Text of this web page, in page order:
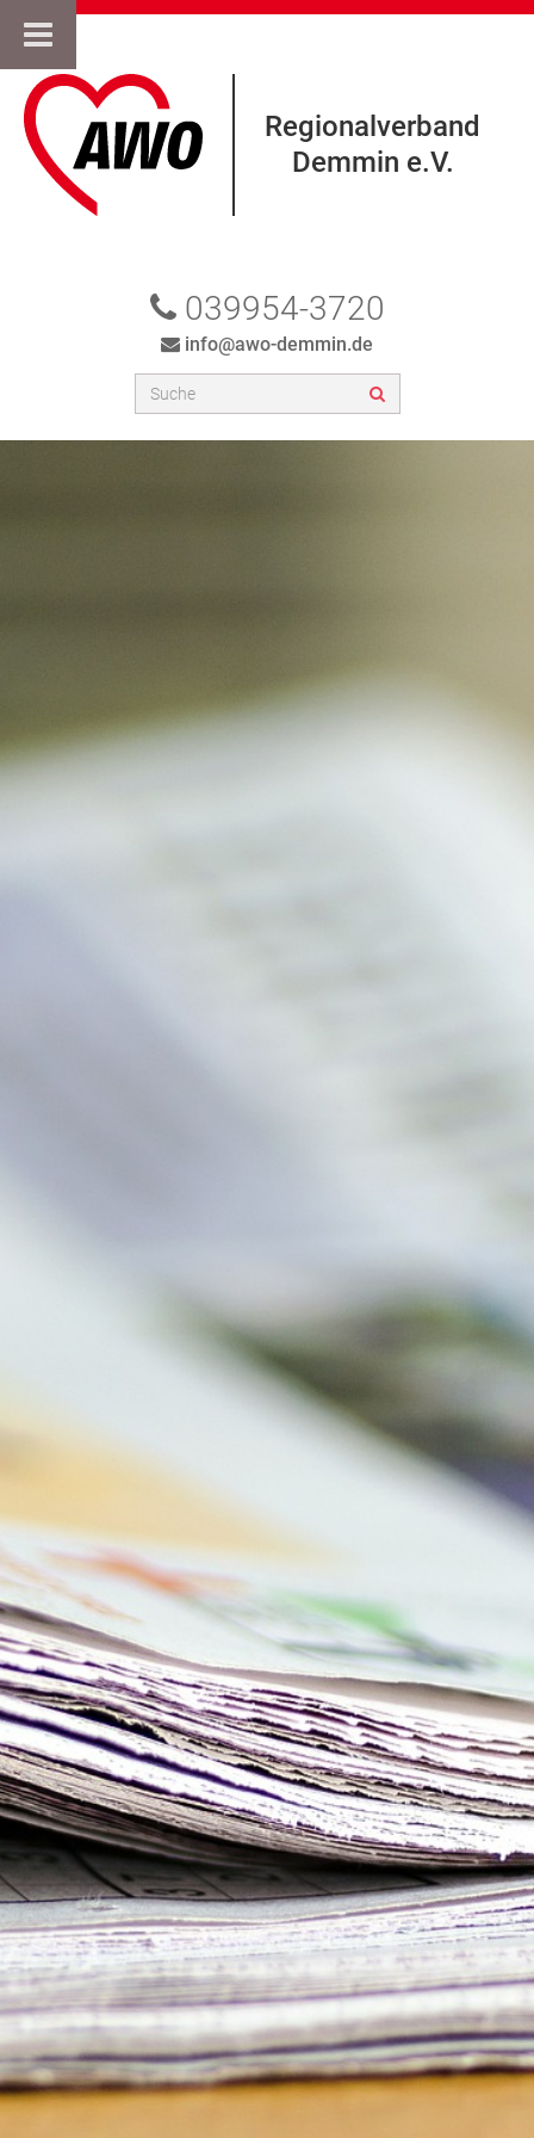
Regionalverband
Demmin e.V.
039954-3720
info@awo-demmin.de